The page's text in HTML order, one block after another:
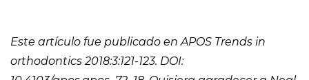
Este artículo fue publicado en APOS Trends in
orthodontics 2018:3:121-123. DOI: